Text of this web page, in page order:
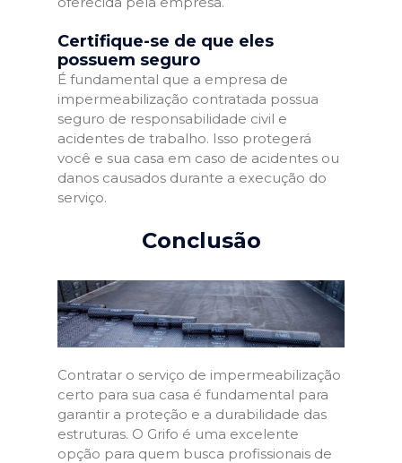
Certifique-se de que eles
possuem seguro
É fundamental que a empresa de
impermeabilização contratada possua
seguro de responsabilidade civil e
acidentes de trabalho. Isso protegerá
você e sua casa em caso de acidentes ou
danos causados durante a execução do
serviço.
Conclusão
Contratar o serviço de impermeabilização
certo para sua casa é fundamental para
garantir a proteção e a durabilidade das
estruturas. O Grifo é uma excelente
opção para quem busca profissionais de